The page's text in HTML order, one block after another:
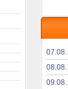
07.08.
08.08.
09.08.